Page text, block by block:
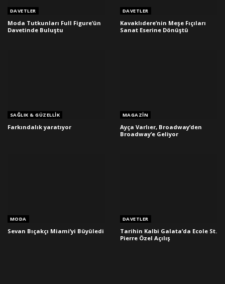
DAVETLER
Moda Tutkunları Full Figure’ün
Davetinde Buluştu
DAVETLER
Kavaklıdere’nin Meşe Fıçıları
Sanat Eserine Dönüştü
SAĞLIK & GÜZELLIK
Farkındalık yaratıyor
MAGAZIN
Ayça Varlıer, Broadway’den
Broadway’e Geliyor
MODA
Sevan Bıçakçı Miami’yi Büyüledi
DAVETLER
Tarihin Kalbi Galata’da Ecole St.
Pierre Özel Açılış